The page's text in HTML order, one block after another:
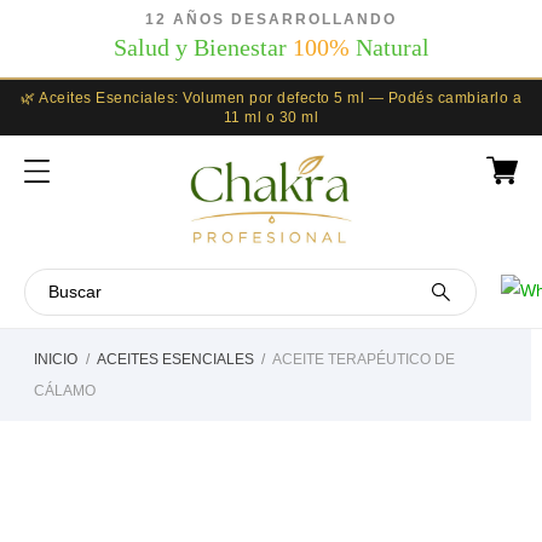
12 AÑOS DESARROLLANDO
Salud y Bienestar 100% Natural
🌿 Aceites Esenciales: Volumen por defecto 5 ml — Podés cambiarlo a
11 ml o 30 ml
INICIO ACEITES ESENCIALES
ACEITE TERAPÉUTICO DE
CÁLAMO